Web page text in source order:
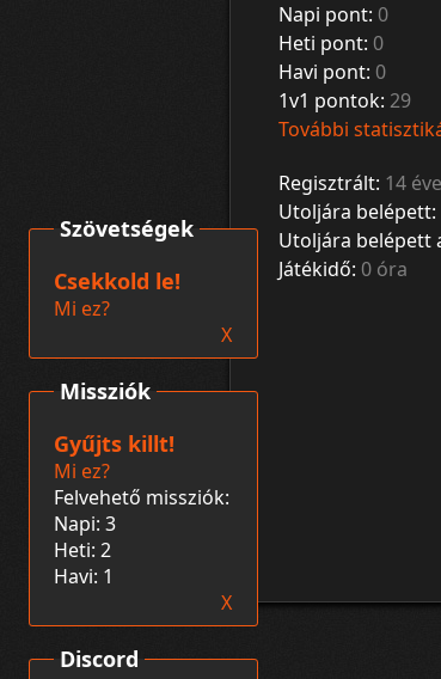
Napi pont: 0
Heti pont: 0
Havi pont: 0
1v1 pontok: 29
További
Regisztrált: 14 éve
Utoljára belépett:
Utoljára belépett
Játékidő: 0 óra
Discord
Missziók
Gyűjts killt!
Mi ez?
Felvehető missziók:
Napi: 3
Heti: 2
Havi: 1
X
Szövetségek
Csekkold le!
Mi ez?
X